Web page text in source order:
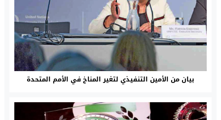
بيان من الأمين التنفيذي لتغير المناخ في الأمم المتحدة